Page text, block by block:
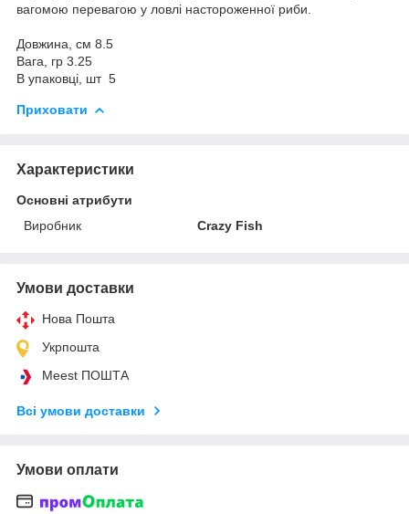
вагомою перевагою у ловлі настороженної риби.
Довжина, см 8.5
Вага, гр 3.25
В упаковці, шт 5
Приховати
Характеристики
Основні атрибути
Виробник
Crazy Fish
Умови доставки
Нова Пошта
Укрпошта
Meest ПОШТА
Всі умови доставки
Умови оплати